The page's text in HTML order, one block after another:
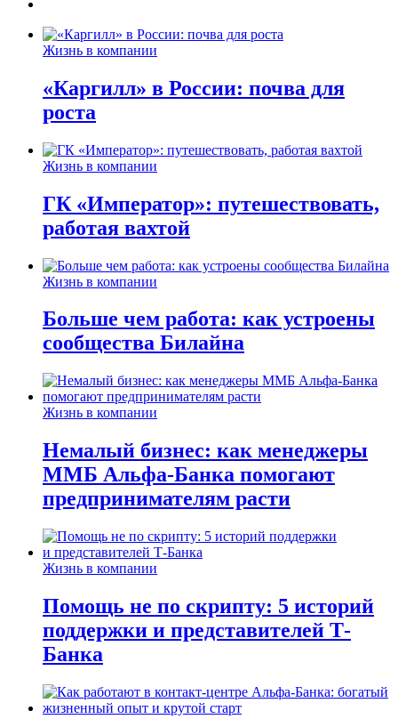
Жизнь в компании
«Каргилл» в России: почва для
роста
Жизнь в компании
ГК «Император»: путешествовать,
работая вахтой
Жизнь в компании
Больше чем работа: как устроены
сообщества Билайна
Жизнь в компании
Немалый бизнес: как менеджеры
ММБ Альфа-Банка помогают
предпринимателям расти
Жизнь в компании
Помощь не по скрипту: 5 историй
поддержки и представителей Т-
Банка